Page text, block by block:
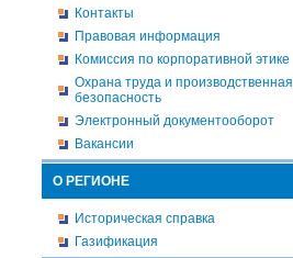
Контакты
Правовая информация
Комиссия по корпоративной этике
Охрана труда и производственная
безопасность
Электронный документооборот
Вакансии
О РЕГИОНЕ
Историческая справка
Газификация